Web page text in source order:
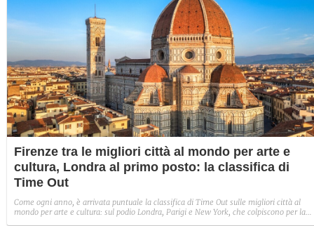
Firenze tra le migliori città al mondo per arte e
cultura, Londra al primo posto: la classifica di
Time Out
Come ogni anno, è arrivata puntuale la classifica di Time Out sulle migliori città al
mondo per arte e cultura: sul podio Londra, Parigi e New York, che colpiscono per la